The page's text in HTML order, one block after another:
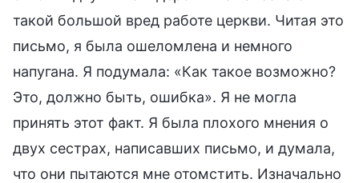
такой большой вред работе церкви. Читая это
письмо, я была ошеломлена и немного
напугана. Я подумала: «Как такое возможно?
Это, должно быть, ошибка». Я не могла
принять этот факт. Я была плохого мнения о
двух сестрах, написавших письмо, и думала,
что они пытаются мне отомстить. Изначально